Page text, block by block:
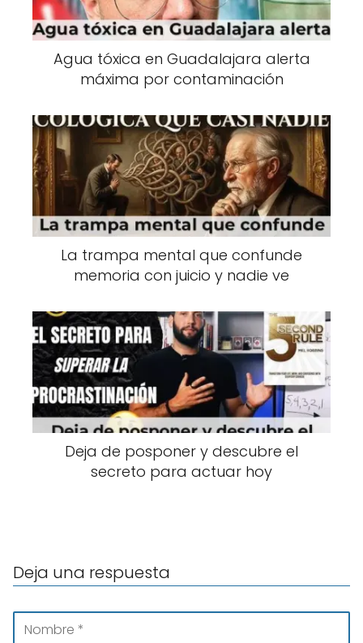
Agua tóxica en Guadalajara alerta
máxima por contaminación
La trampa mental que confunde
memoria con juicio y nadie ve
Deja de posponer y descubre el
secreto para actuar hoy
Deja una respuesta